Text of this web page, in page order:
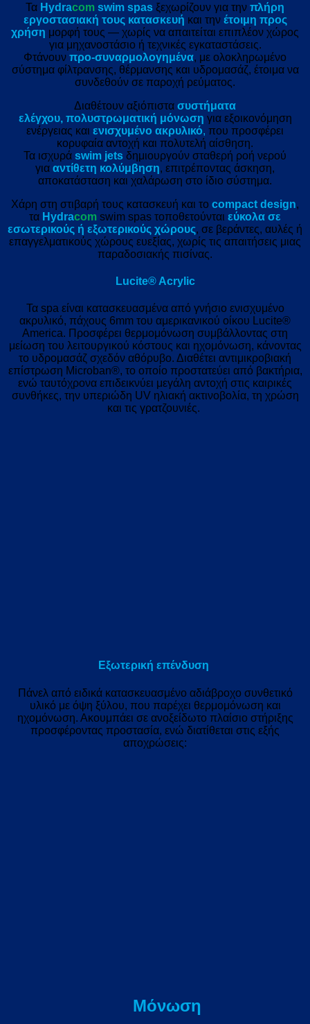
Τα Hydracom swim spas ξεχωρίζουν για την πλήρη
εργοστασιακή τους κατασκευή και την έτοιμη προς
χρήση μορφή τους — χωρίς να απαιτείται επιπλέον χώρος
για μηχανοστάσιο ή τεχνικές εγκαταστάσεις.
Φτάνουν προ-συναρμολογημένα, με ολοκληρωμένο
σύστημα φίλτρανσης, θέρμανσης και υδρομασάζ, έτοιμα να
συνδεθούν σε παροχή ρεύματος.
Διαθέτουν αξιόπιστα συστήματα
ελέγχου, πολυστρωματική μόνωση για εξοικονόμηση
ενέργειας και ενισχυμένο ακρυλικό, που προσφέρει
κορυφαία αντοχή και πολυτελή αίσθηση.
Τα ισχυρά swim jets δημιουργούν σταθερή ροή νερού
για αντίθετη κολύμβηση, επιτρέποντας άσκηση,
αποκατάσταση και χαλάρωση στο ίδιο σύστημα.
Χάρη στη στιβαρή τους κατασκευή και το compact design,
τα Hydracom swim spas τοποθετούνται εύκολα σε
εσωτερικούς ή εξωτερικούς χώρους, σε βεράντες, αυλές ή
επαγγελματικούς χώρους ευεξίας, χωρίς τις απαιτήσεις μιας
παραδοσιακής πισίνας.
Lucite® Acrylic
Τα spa είναι κατασκευασμένα από γνήσιο ενισχυμένο
ακρυλικό, πάχους 6mm του αμερικανικού οίκου Lucite®
America. Προσφέρει θερμομόνωση συμβάλλοντας στη
μείωση του λειτουργικού κόστους και ηχομόνωση, κάνοντας
το υδρομασάζ σχεδόν αθόρυβο. Διαθέτει αντιμικροβιακή
επίστρωση Microban®, το οποίο προστατεύει από βακτήρια,
ενώ ταυτόχρονα επιδεικνύει μεγάλη αντοχή στις καιρικές
συνθήκες, την υπεριώδη UV ηλιακή ακτινοβολία, τη χρώση
και τις γρατζουνιές.
Εξωτερική επένδυση
Πάνελ από ειδικά κατασκευασμένο αδιάβροχο συνθετικό
υλικό με όψη ξύλου, που παρέχει θερμομόνωση και
ηχομόνωση. Ακουμπάει σε ανοξείδωτο πλαίσιο στήριξης
προσφέροντας προστασία, ενώ διατίθεται στις εξής
αποχρώσεις:
Μόνωση